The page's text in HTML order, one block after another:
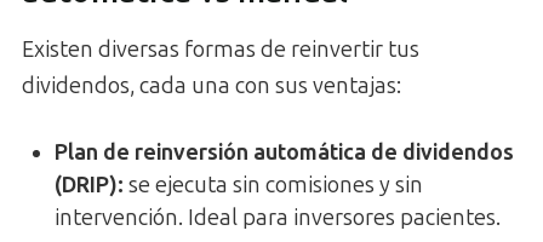
Existen diversas formas de reinvertir tus
dividendos, cada una con sus ventajas:
Plan de reinversión automática de dividendos
(DRIP): se ejecuta sin comisiones y sin
intervención. Ideal para inversores pacientes.